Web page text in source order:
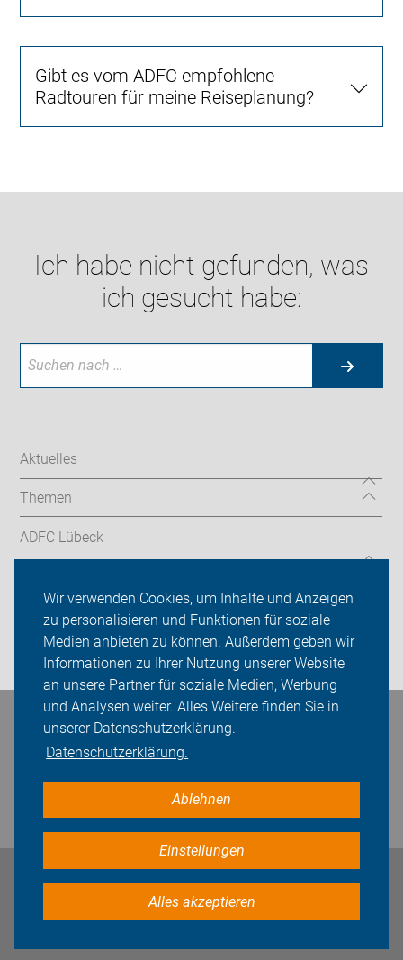
Wir verwenden Cookies, um Inhalte und Anzeigen
zu personalisieren und Funktionen für soziale
Medien anbieten zu können. Außerdem geben wir
Informationen zu Ihrer Nutzung unserer Website
an unsere Partner für soziale Medien, Werbung
und Analysen weiter. Alles Weitere finden Sie in
unserer Datenschutzerklärung.
Datenschutzerklärung.
Ablehnen
Einstellungen
Alles akzeptieren
Gibt es vom ADFC empfohlene
Radtouren für meine Reiseplanung?
Ich habe nicht gefunden, was
ich gesucht habe:
Aktuelles
Themen
ADFC Lübeck
Presse
Login
Bleiben Sie in Kontakt